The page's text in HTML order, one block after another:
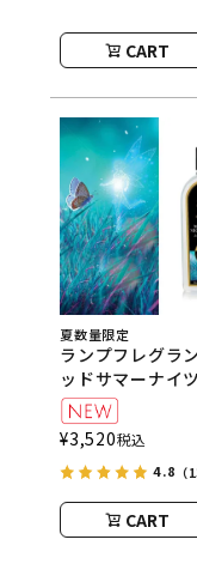
CART
夏数量限定
ランプフレグラ
ッドサマーナイ
ム 500ml フレ
スランプ用オイ
（アシュレイアン
ウッド）
¥3,520税込
4.8 （
CART